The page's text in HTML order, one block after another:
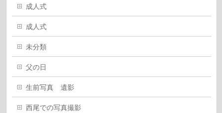
成人式
成人式
未分類
父の日
生前写真 遺影
西尾での写真撮影